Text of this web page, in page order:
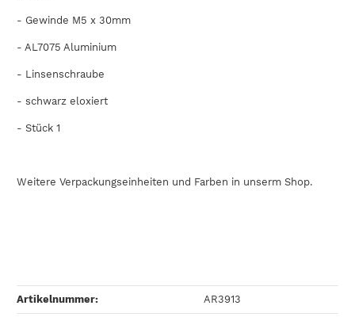
- Gewinde M5 x 30mm
- AL7075 Aluminium
- Linsenschraube
- schwarz eloxiert
- Stück 1
Weitere Verpackungseinheiten und Farben in unserm Shop.
Artikelnummer: AR3913